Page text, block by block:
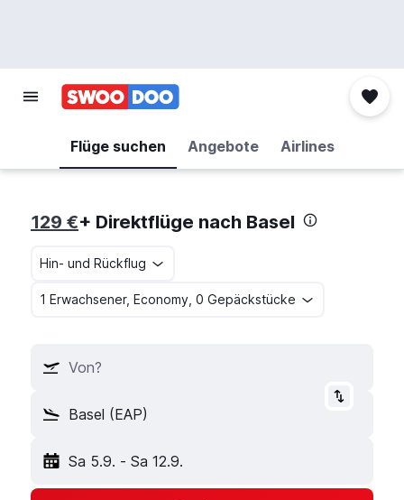
Flüge suchen Angebote Airlines
129 €+ Direktflüge nach Basel
Hin- und Rückflug
1 Erwachsener, Economy, 0 Gepäckstücke
Von?
Basel (EAP)
Sa 5.9. - Sa 12.9.